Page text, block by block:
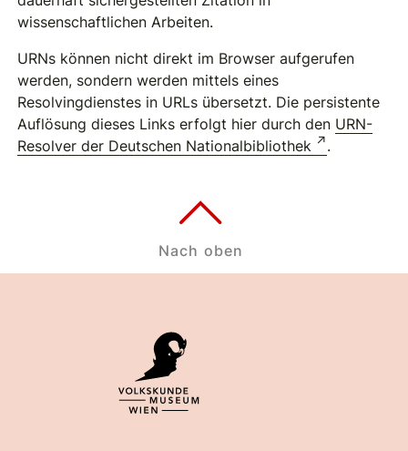
wissenschaftlichen Arbeiten.
URNs können nicht direkt im Browser aufgerufen
werden, sondern werden mittels eines
Resolvingdienstes in URLs übersetzt. Die persistente
Auflösung dieses Links erfolgt hier durch den URN-
Resolver der Deutschen Nationalbibliothek
.
Nach oben